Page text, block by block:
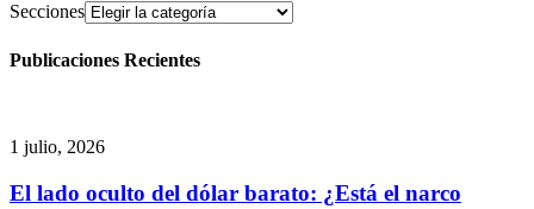
Secciones
Publicaciones Recientes
1 julio, 2026
El lado oculto del dólar barato: ¿Está el narco